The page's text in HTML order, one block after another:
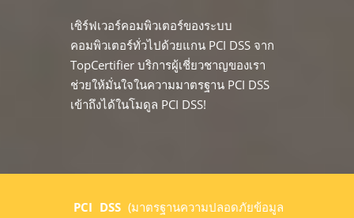
เซิร์ฟเวอร์คอมพิวเตอร์ของระบบ
คอมพิวเตอร์ทั่วไปด้วยแกน PCI DSS จาก
TopCertifier บริการผู้เชี่ยวชาญของเรา
ช่วยให้มั่นใจในความมาตรฐาน PCI DSS
เข้าถึงได้ในโมดูล PCI DSS!
PCI DSS (มาตรฐานความปลอดภัยข้อมูล